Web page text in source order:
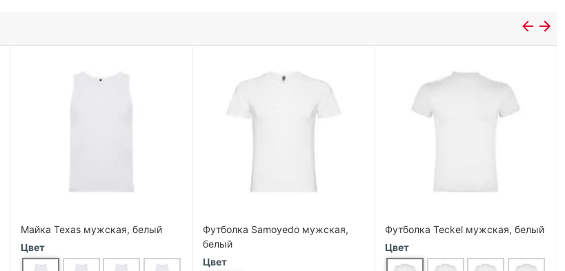
Майка Texas мужская, белый
Цвет
Футболка Samoyedo мужская,
белый
Цвет
Футболка Teckel мужская, белый
Цвет